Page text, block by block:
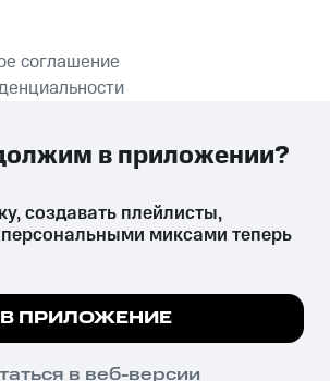
ПРИЛОЖЕНИЕ
соглашение
их аналогов причиняет вред здоровью,
запрещён и влечёт установленную
куки, чтобы на сайте все
ПОНЯТНО
создавать плейлисты,
миксами теперь
В ПРИЛОЖЕНИЕ
в веб-версии